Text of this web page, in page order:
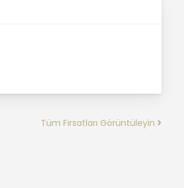
Tüm Fırsatları Görüntüleyin